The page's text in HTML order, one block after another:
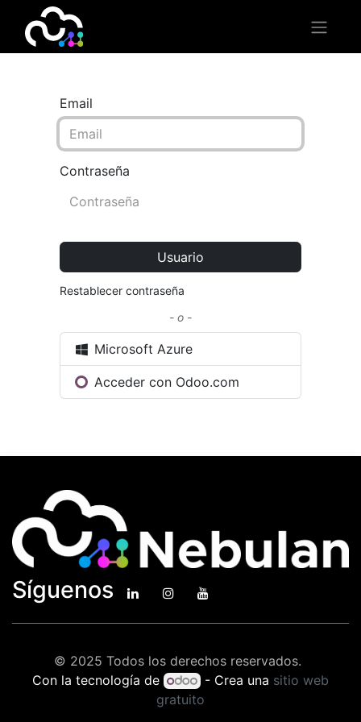
Email
Contraseña
Usuario
Restablecer contraseña
- o -
Microsoft Azure
Acceder con Odoo.com
Síguenos
© 2025 Todos los derechos reservados.
Con la tecnología de
- Crea una sitio web
gratuito